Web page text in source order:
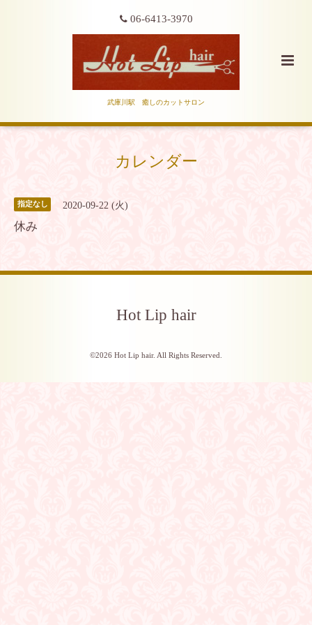
06-6413-3970
武庫川駅 癒しのカットサロン
カレンダー
指定なし 2020-09-22 (火)
休み
Hot Lip hair
©2026 Hot Lip hair. All Rights Reserved.